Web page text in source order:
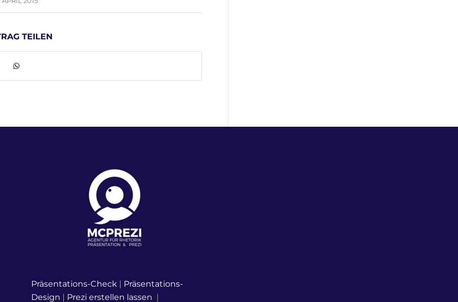
TEILEN
Präsentations-Check
Präsentations-
Design
Prezi erstellen lassen